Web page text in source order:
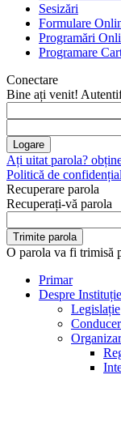
Sesizări
Formulare
Programări
Programare
Conectare
Bine ați venit!
Ați uitat parola?
Politică de
Recuperare parola
Recuperați-vă parola
O parola va fi trimisă
Primar
Despre Instituție
Legislație